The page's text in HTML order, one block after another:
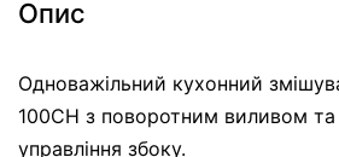
Опис
Одноважільний кухонний
100CH з поворотним виливом
управління збоку.